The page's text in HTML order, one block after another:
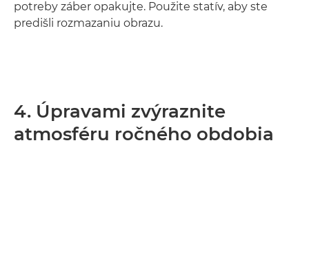
potreby záber opakujte. Použite statív, aby ste
predišli rozmazaniu obrazu.
4. Úpravami zvýraznite
atmosféru ročného obdobia